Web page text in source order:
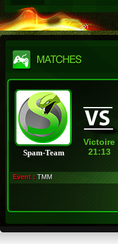
Spam-Team
Victoire
21:13
Event : TMM